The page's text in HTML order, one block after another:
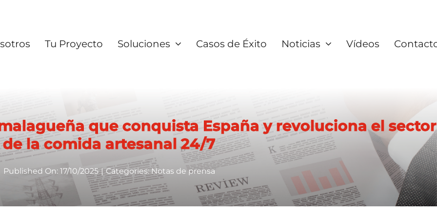
Tu Proyecto Soluciones Casos de Éxito Noticias Vídeos
malagueña que conquista España y revoluciona el sector
de la comida artesanal 24/7
Published On: 17/10/2025 | Categories:Notas de prensa